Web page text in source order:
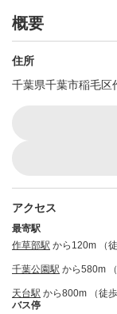
概要
住所
千葉県千葉市稲毛区
アクセス
最寄駅
作草部駅 から120m （徒
千葉公園駅 から580m
天台駅 から800m （徒歩
バス停